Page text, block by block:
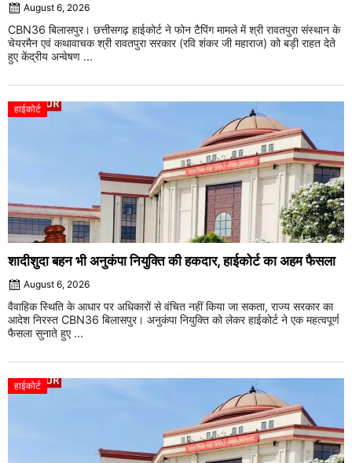
August 6, 2026
CBN36 बिलासपुर। छत्तीसगढ़ हाईकोर्ट ने फोन टैपिंग मामले में श्री रावतपुरा संस्थान के
चेयरमैन एवं कथावाचक श्री रावतपुरा सरकार (रवि शंकर जी महाराज) को बड़ी राहत देते
हुए केंद्रीय अन्वेषण ...
हाईकोर्ट
शादीशुदा बहन भी अनुकंपा नियुक्ति की हकदार, हाईकोर्ट का अहम फैसला
August 6, 2026
वैवाहिक स्थिति के आधार पर अधिकारों से वंचित नहीं किया जा सकता, राज्य सरकार का
आदेश निरस्त CBN36 बिलासपुर। अनुकंपा नियुक्ति को लेकर हाईकोर्ट ने एक महत्वपूर्ण
फैसला सुनाते हुए ...
हाईकोर्ट